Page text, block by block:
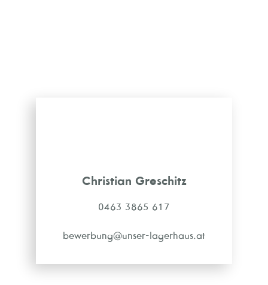
Christian Greschitz
0463 3865 617
bewerbung@unser-lagerhaus.at